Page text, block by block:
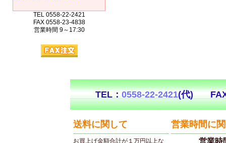
TEL 0558-22-2421
FAX 0558-23-4838
営業時間 9～17:30